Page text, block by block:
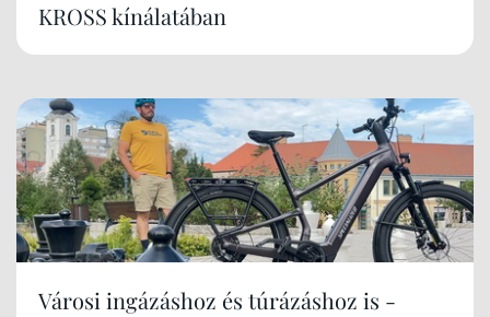
KROSS kínálatában
Városi ingázáshoz és túrázáshoz is -